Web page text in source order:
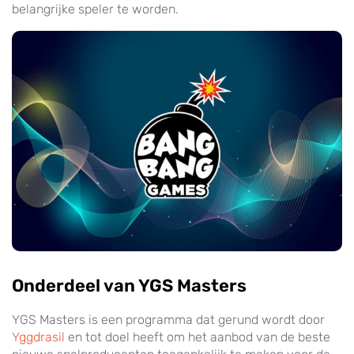
belangrijke speler te worden.
Onderdeel van YGS Masters
YGS Masters is een programma dat gerund wordt door
Yggdrasil en tot doel heeft om het aanbod van de beste